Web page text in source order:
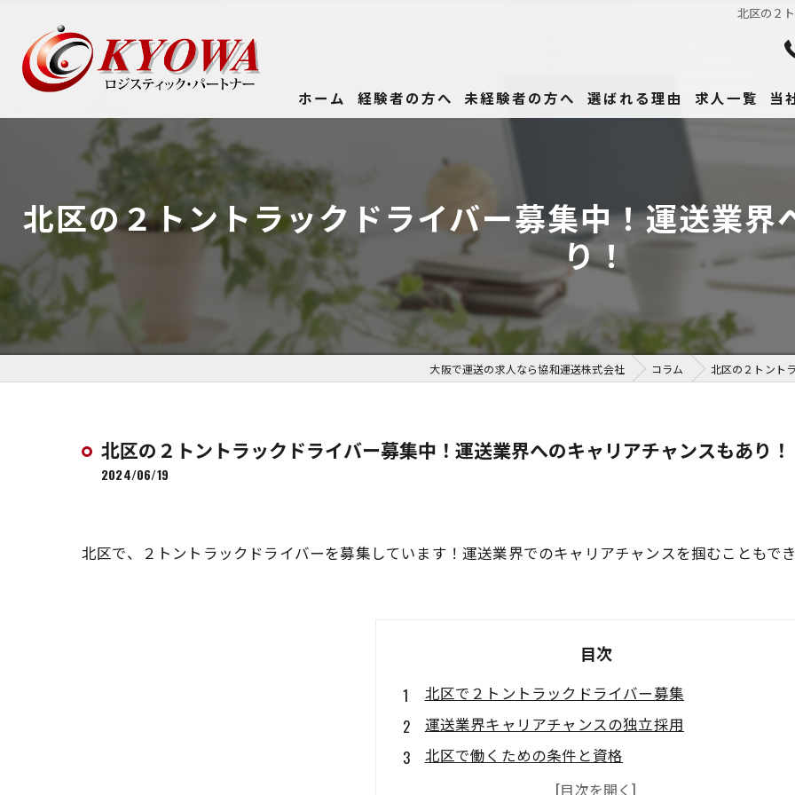
北区の２
ホーム 経験者の方へ 未経験者の方へ 選ばれる理由 求人一覧 当
北区の２トントラックドライバー募集中！運送業界
り！
大阪で運送の求人なら協和運送株式会社 コラム 北区の２トント
北区の２トントラックドライバー募集中！運送業界へのキャリアチャンスもあり！
2024/06/19
北区で、２トントラックドライバーを募集しています！運送業界でのキャリアチャンスを掴むこともでき
目次
北区で２トントラックドライバー募集
運送業界キャリアチャンスの独立採用
北区で働くための条件と資格
仕事内容や待遇について詳しくご紹介